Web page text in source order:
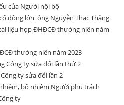
của Người nội bộ
đông lớn_ông Nguyễn Thạc Thắng
liệu họp ĐHĐCĐ thường niên năm
thường niên năm 2023
Công ty sửa đổi lần thứ 2
ty sửa đổi lần 2
bổ nhiệm Người phụ trách
ty